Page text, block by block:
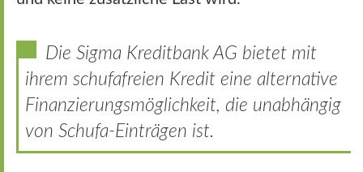
Die Sigma Kreditbank AG bietet mit
ihrem schufafreien Kredit eine alternative
Finanzierungsmöglichkeit, die unabhängig
von Schufa-Einträgen ist.